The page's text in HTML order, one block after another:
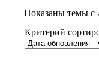
Показаны темы с
Критерий